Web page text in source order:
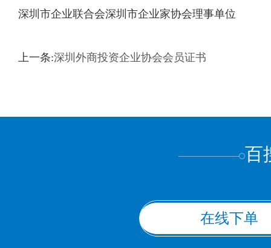
深圳市企业联合会深圳市企业家协会理事单位
上一条:深圳外商投资企业协会会员证书
百
在线下单